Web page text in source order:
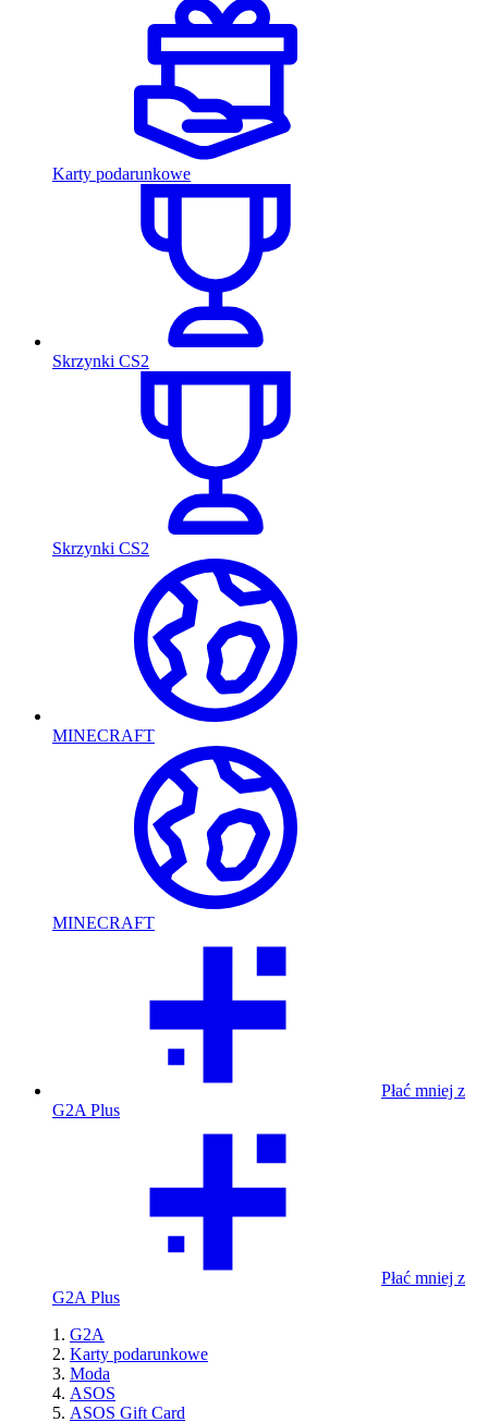
Karty podarunkowe
Skrzynki CS2
Skrzynki CS2
MINECRAFT
MINECRAFT
Płać mniej z
G2A Plus
Płać mniej z
G2A Plus
G2A
Karty podarunkowe
Moda
ASOS
ASOS Gift Card